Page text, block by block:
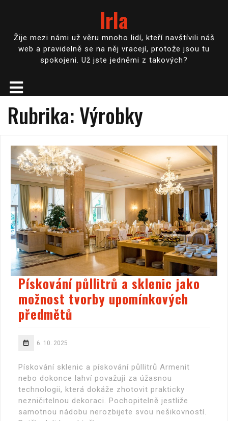
Irla
Žije mezi námi už věru mnoho lidí, kteří navštívili náš
web a pravidelně se na něj vracejí, protože jsou tu
spokojeni. Už jste jedněmi z takových?
Rubrika: Výrobky
Pískování půllitrů a sklenic jako
možnost tvorby upomínkových
předmětů
6. 10. 2025
Pískování sklenic a pískování půllitrů Armenit
nebo dokonce lahví považuji za úžasnou
technologii, která dokáže zhotovit prakticky
nezničitelnou dekoraci. Pochopitelně jestliže
samotnou nádobu nerozbijete svou nešikovností.